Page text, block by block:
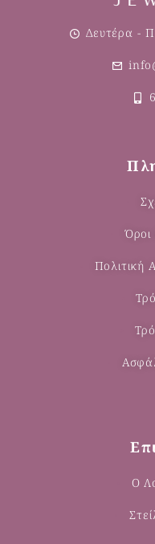
Δευτέρα -
Πολιτική
Ο